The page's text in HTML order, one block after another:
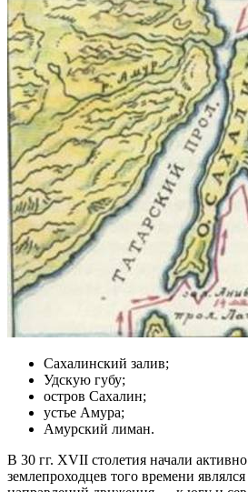
Сахалинский залив;
Удскую губу;
остров Сахалин;
устье Амура;
Амурский лиман.
В 30 гг. XVII столетия начали
землепроходцев того времени